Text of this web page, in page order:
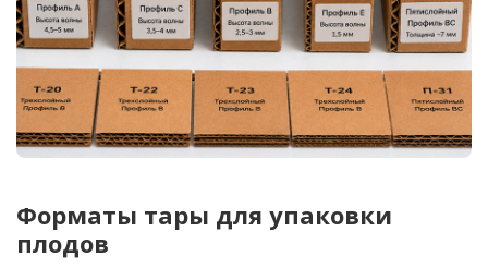
Форматы тары для упаковки
плодов